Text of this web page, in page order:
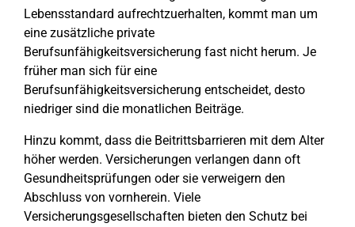
Lebensstandard aufrechtzuerhalten, kommt man um
eine zusätzliche private
Berufsunfähigkeitsversicherung fast nicht herum. Je
früher man sich für eine
Berufsunfähigkeitsversicherung entscheidet, desto
niedriger sind die monatlichen Beiträge.
Hinzu kommt, dass die Beitrittsbarrieren mit dem Alter
höher werden. Versicherungen verlangen dann oft
Gesundheitsprüfungen oder sie verweigern den
Abschluss von vornherein. Viele
Versicherungsgesellschaften bieten den Schutz bei